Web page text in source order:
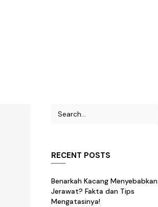
RECENT POSTS
Benarkah Kacang Menyebabkan
Jerawat? Fakta dan Tips
Mengatasinya!